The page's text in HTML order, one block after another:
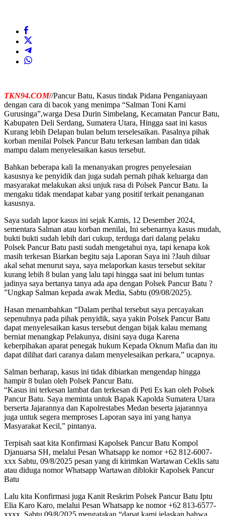
TKN94.COM//Pancur Batu, Kasus tindak Pidana Penganiayaan
dengan cara di bacok yang menimpa “Salman Toni Karni
Gurusinga”,warga Desa Durin Simbelang, Kecamatan Pancur Batu,
Kabupaten Deli Serdang, Sumatera Utara, Hingga saat ini kasus
Kurang lebih Delapan bulan belum terselesaikan. Pasalnya pihak
korban menilai Polsek Pancur Batu terkesan lamban dan tidak
mampu dalam menyelesaikan kasus tersebut.
Bahkan beberapa kali Ia menanyakan progres penyelesaian
kasusnya ke penyidik dan juga sudah pernah pihak keluarga dan
masyarakat melakukan aksi unjuk rasa di Polsek Pancur Batu. Ia
mengaku tidak mendapat kabar yang positif terkait penanganan
kasusnya.
Saya sudah lapor kasus ini sejak Kamis, 12 Desember 2024,
sementara Salman atau korban menilai, Ini sebenarnya kasus mudah,
bukti bukti sudah lebih dari cukup, terduga dari dalang pelaku
Polsek Pancur Batu pasti sudah mengetahui nya, tapi kenapa kok
masih terkesan Biarkan begitu saja Laporan Saya ini ?Jauh diluar
akal sehat menurut saya, saya melaporkan kasus tersebut sekitar
kurang lebih 8 bulan yang lalu tapi hingga saat ini belum tuntas
jadinya saya bertanya tanya ada apa dengan Polsek Pancur Batu ?
”Ungkap Salman kepada awak Media, Sabtu (09/08/2025).
Hasan menambahkan “Dalam perihal tersebut saya percayakan
sepenuhnya pada pihak penyidik, saya yakin Polsek Pancur Batu
dapat menyelesaikan kasus tersebut dengan bijak kalau memang
berniat menangkap Pelakunya, disini saya duga Karena
keberpihakan aparat penegak hukum Kepada Oknum Mafia dan itu
dapat dilihat dari caranya dalam menyelesaikan perkara,” ucapnya.
Salman berharap, kasus ini tidak dibiarkan mengendap hingga
hampir 8 bulan oleh Polsek Pancur Batu.
“Kasus ini terkesan lambat dan terkesan di Peti Es kan oleh Polsek
Pancur Batu. Saya meminta untuk Bapak Kapolda Sumatera Utara
berserta Jajarannya dan Kapolrestabes Medan beserta jajarannya
juga untuk segera memproses Laporan saya ini yang hanya
Masyarakat Kecil,” pintanya.
Terpisah saat kita Konfirmasi Kapolsek Pancur Batu Kompol
Djanuarsa SH, melalui Pesan Whatsapp ke nomor +62 812-6007-
xxx Sabtu, 09/8/2025 pesan yang di kirimkan Wartawan Ceklis satu
atau diduga nomor Whatsapp Wartawan diblokir Kapolsek Pancur
Batu
Lalu kita Konfirmasi juga Kanit Reskrim Polsek Pancur Batu Iptu
Elia Karo Karo, melalui Pesan Whatsapp ke nomor +62 813-6577-